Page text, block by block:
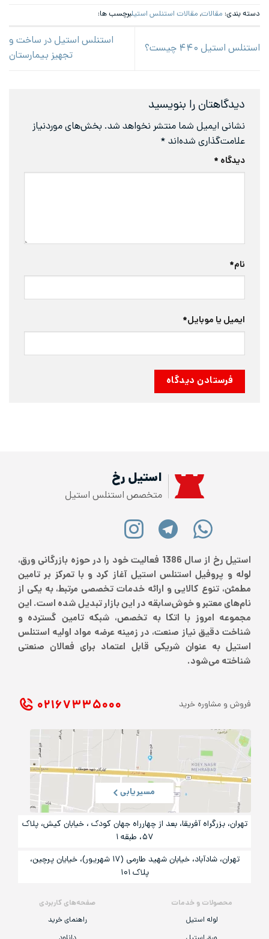
دسته بندی: مقالات, مقالات استنلس استیلبرچسب ها:
استنلس استیل ۴۴۰ چیست؟
استنلس استیل در ساخت و
تجهیز بیمارستان
دیدگاهتان را بنویسید
نشانی ایمیل شما منتشر نخواهد شد. بخش‌های موردنیاز
علامت‌گذاری شده‌اند *
دیدگاه *
نام*
ایمیل یا موبایل*
استیل رخ
متخصص استنلس استیل
استیل رخ از سال 1386 فعالیت خود را در حوزه بازرگانی ورق،
لوله و پروفیل استنلس استیل آغاز کرد و با تمرکز بر تامین
مطمئن، تنوع کالایی و ارائه خدمات تخصصی مرتبط، به یکی از
نام‌های معتبر و خوش‌سابقه در این بازار تبدیل شده است. این
مجموعه امروز با اتکا به تخصص، شبکه تامین گسترده و
شناخت دقیق نیاز صنعت، در زمینه عرضه مواد اولیه استنلس
استیل به عنوان شریکی قابل اعتماد برای فعالان صنعتی
شناخته می‌شود.
محصولات و خدمات
لوله استیل
صفحه‌های کاربردی
راهنمای خرید
فروش و مشاوره خرید ۰۲۱ ۶۷۳۳۵۰۰۰
مسیریابی
تهران، بزرگراه آفریقا، بعد از چهارراه جهان کودک ، خیابان کیش، پلاک
۵۷، طبقه ۱
تهران، شادآباد، خیابان شهید طارمی (۱۷ شهریور)، خیایان پرچین،
پلاک ۱۰۱